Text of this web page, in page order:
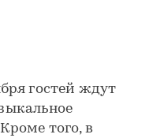
гостей ждут
того, в